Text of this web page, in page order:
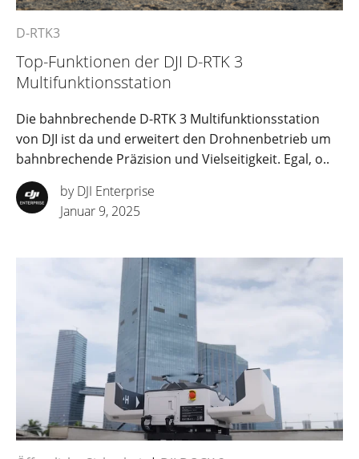
D-RTK3
Top-Funktionen der DJI D-RTK 3
Multifunktionsstation
Die bahnbrechende D-RTK 3 Multifunktionsstation
von DJI ist da und erweitert den Drohnenbetrieb um
bahnbrechende Präzision und Vielseitigkeit. Egal, o..
by DJI Enterprise
Januar 9, 2025